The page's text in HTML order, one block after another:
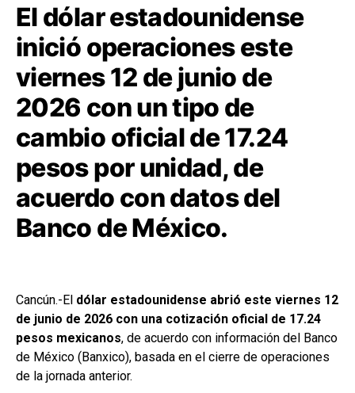
El dólar estadounidense
inició operaciones este
viernes 12 de junio de
2026 con un tipo de
cambio oficial de 17.24
pesos por unidad, de
acuerdo con datos del
Banco de México.
Cancún.-El dólar estadounidense abrió este viernes 12
de junio de 2026 con una cotización oficial de 17.24
pesos mexicanos, de acuerdo con información del Banco
de México (Banxico), basada en el cierre de operaciones
de la jornada anterior.